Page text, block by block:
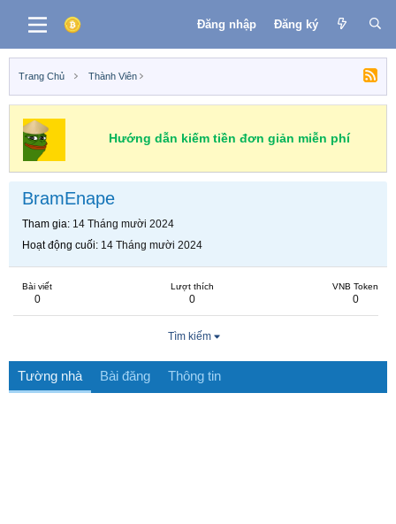
Đăng nhập Đăng ký
Trang Chủ Thành Viên
Hướng dẫn kiếm tiền đơn giản miễn phí
BramEnape
Tham gia 14 Tháng mười 2024
Hoạt động cuối 14 Tháng mười 2024
Bài viết
0
Lượt thích
0
VNB Token
0
Tìm kiếm
Tường nhà Bài đăng Thông tin